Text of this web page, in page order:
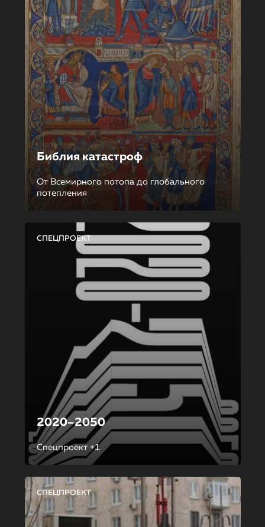
Библия катастроф
От Всемирного потопа до глобального
потепления
СПЕЦПРОЕКТ
2020–2050
Спецпроект +1
СПЕЦПРОЕКТ